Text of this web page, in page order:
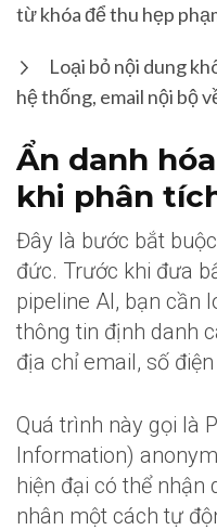
từ khóa để thu hẹp
Loại bỏ nội dung
hệ thống, email nội bộ
Ẩn danh
khi phân
Đây là bước bắt
đức. Trước khi đưa
pipeline AI, bạn cần
thông tin định danh
địa chỉ email, số
Quá trình này gọi là
Information)
hiện đại có thể nhận
nhân một cách tự